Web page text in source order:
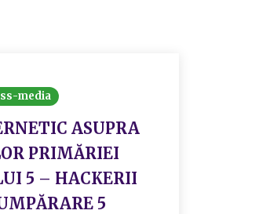
media
ASUPRA
PRIMĂRIEI
5 – HACKERII
5